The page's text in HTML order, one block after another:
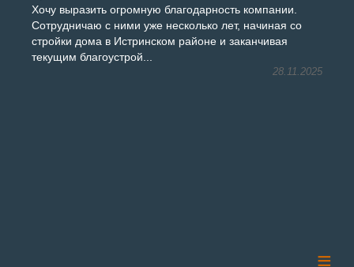
Хочу выразить огромную благодарность компании.
Сотрудничаю с ними уже несколько лет, начиная со
стройки дома в Истринском районе и заканчивая
текущим благоустрой...
28.11.2025
≡